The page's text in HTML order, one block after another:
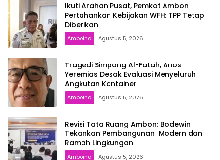
Ikuti Arahan Pusat, Pemkot Ambon
Pertahankan Kebijakan WFH: TPP Tetap
Diberikan
Amboina Agustus 5, 2026
Tragedi Simpang Al-Fatah, Anos
Yeremias Desak Evaluasi Menyeluruh
Angkutan Kontainer
Amboina Agustus 5, 2026
Revisi Tata Ruang Ambon: Bodewin
Tekankan Pembangunan Modern dan
Ramah Lingkungan
Amboina Agustus 5, 2026